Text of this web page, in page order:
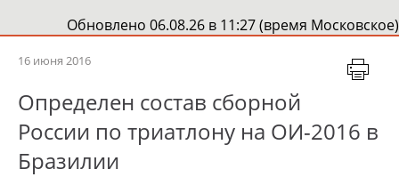
Обновлено 06.08.26 в 11:27 (время Московское)
16 июня 2016
Определен состав сборной
России по триатлону на ОИ-2016 в
Бразилии